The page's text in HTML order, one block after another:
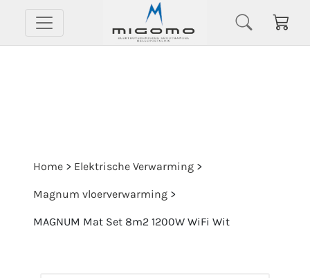
Home > Elektrische Verwarming >
Magnum vloerverwarming >
MAGNUM Mat Set 8m2 1200W WiFi Wit